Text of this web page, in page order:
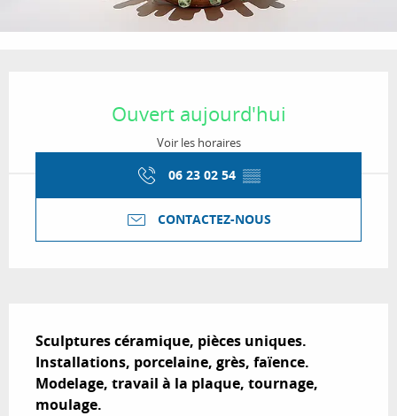
Ouvert aujourd'hui
Voir les horaires
06 23 02 54 ▒▒
CONTACTEZ-NOUS
Sculptures céramique, pièces uniques.
Installations, porcelaine, grès, faïence.
Modelage, travail à la plaque, tournage,
moulage.